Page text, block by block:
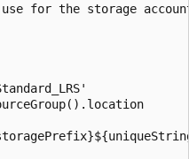
for the storage